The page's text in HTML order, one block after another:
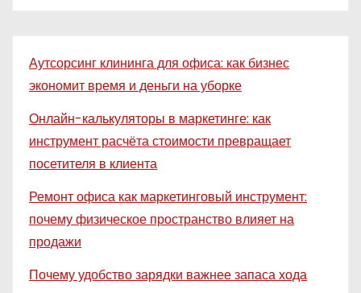
Аутсорсинг клининга для офиса: как бизнес
экономит время и деньги на уборке
Онлайн-калькуляторы в маркетинге: как
инструмент расчёта стоимости превращает
посетителя в клиента
Ремонт офиса как маркетинговый инструмент:
почему физическое пространство влияет на
продажи
Почему удобство зарядки важнее запаса хода